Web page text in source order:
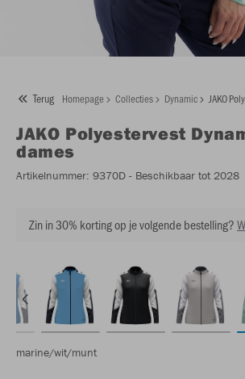
Terug Homepage Collecties Dynamic JAKO
JAKO Polyestervest
dames
Artikelnummer: 9370D - Beschikbaar tot 2028
Zin in 30% korting op je volgende bestelling?
marine/wit/munt